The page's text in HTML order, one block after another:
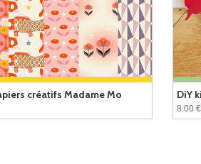
créatifs Madame Mo DiY
8.00 €